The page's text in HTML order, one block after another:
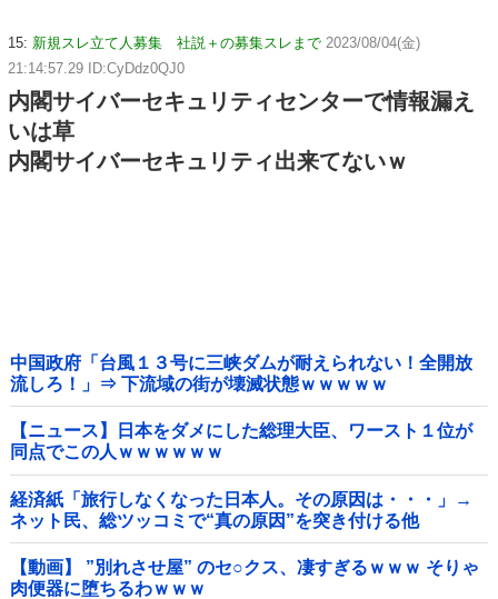
15: 新規スレ立て人募集 社説＋の募集スレまで 2023/08/04(金)
21:14:57.29 ID:CyDdz0QJ0
内閣サイバーセキュリティセンターで情報漏え
いは草
内閣サイバーセキュリティ出来てないｗ
中国政府「台風１３号に三峡ダムが耐えられない！全開放
流しろ！」⇒ 下流域の街が壊滅状態ｗｗｗｗｗ
【ニュース】日本をダメにした総理大臣、ワースト１位が
同点でこの人ｗｗｗｗｗｗ
経済紙「旅行しなくなった日本人。その原因は・・・」→
ネット民、総ツッコミで“真の原因”を突き付ける他
【動画】 ”別れさせ屋” のセ○クス、凄すぎるｗｗｗ そりゃ
肉便器に堕ちるわｗｗｗ